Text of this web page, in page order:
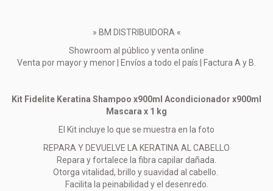
» BM DISTRIBUIDORA «
Showroom al público y venta online
Venta por mayor y menor | Envíos a todo el país | Factura A y B.
Kit Fidelite Keratina Shampoo x900ml Acondicionador x900ml
Mascara x 1 kg
El Kit incluye lo que se muestra en la foto
REPARA Y DEVUELVE LA KERATINA AL CABELLO
Repara y fortalece la fibra capilar dañada.
Otorga vitalidad, brillo y suavidad al cabello.
Facilita la peinabilidad y el desenredo.